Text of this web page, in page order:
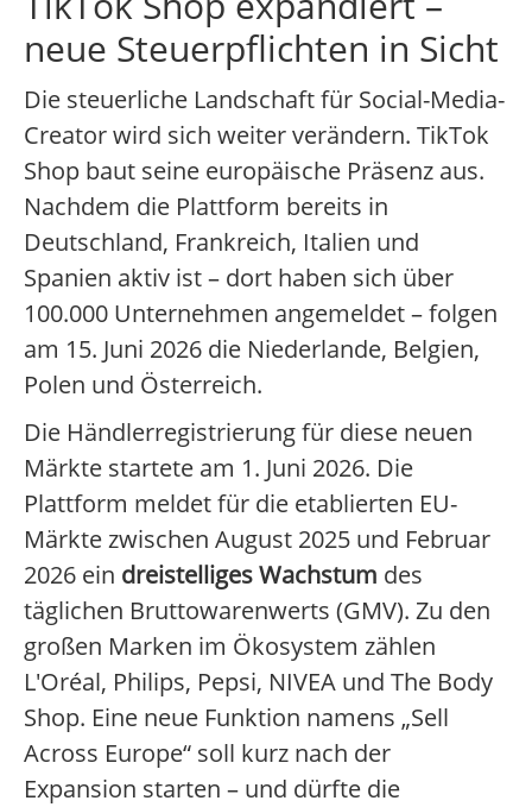
neue Steuerpflichten in Sicht
Die steuerliche Landschaft für Social-Media-
Creator wird sich weiter verändern. TikTok
Shop baut seine europäische Präsenz aus.
Nachdem die Plattform bereits in
Deutschland, Frankreich, Italien und
Spanien aktiv ist – dort haben sich über
100.000 Unternehmen angemeldet – folgen
am 15. Juni 2026 die Niederlande, Belgien,
Polen und Österreich.
Die Händlerregistrierung für diese neuen
Märkte startete am 1. Juni 2026. Die
Plattform meldet für die etablierten EU-
Märkte zwischen August 2025 und Februar
2026 ein dreistelliges Wachstum des
täglichen Bruttowarenwerts (GMV). Zu den
großen Marken im Ökosystem zählen
L'Oréal, Philips, Pepsi, NIVEA und The Body
Shop. Eine neue Funktion namens „Sell
Across Europe“ soll kurz nach der
Expansion starten – und dürfte die